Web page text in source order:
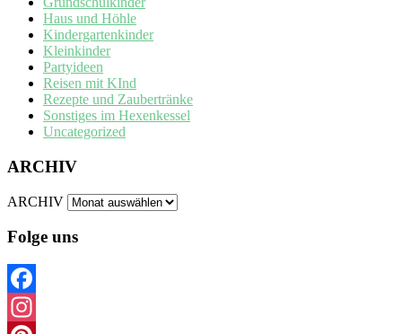
Haus und Höhle
Kindergartenkinder
Kleinkinder
Partyideen
Reisen mit KInd
Rezepte und Zaubertränke
Sonstiges im Hexenkessel
Uncategorized
ARCHIV
ARCHIV
Folge uns
Facebook